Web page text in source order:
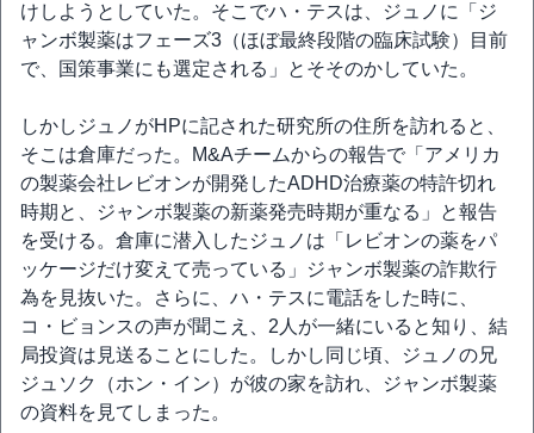
けしようとしていた。そこでハ・テスは、ジュノに「ジ
ャンボ製薬はフェーズ3（ほぼ最終段階の臨床試験）目前
で、国策事業にも選定される」とそそのかしていた。
しかしジュノがHPに記された研究所の住所を訪れると、
そこは倉庫だった。M&Aチームからの報告で「アメリカ
の製薬会社レビオンが開発したADHD治療薬の特許切れ
時期と、ジャンボ製薬の新薬発売時期が重なる」と報告
を受ける。倉庫に潜入したジュノは「レビオンの薬をパ
ッケージだけ変えて売っている」ジャンボ製薬の詐欺行
為を見抜いた。さらに、ハ・テスに電話をした時に、
コ・ビョンスの声が聞こえ、2人が一緒にいると知り、結
局投資は見送ることにした。しかし同じ頃、ジュノの兄
ジュソク（ホン・イン）が彼の家を訪れ、ジャンボ製薬
の資料を見てしまった。